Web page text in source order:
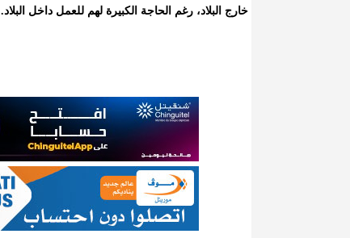
خارج البلاد، رغم الحاجة الكبيرة لهم للعمل داخل البلاد.